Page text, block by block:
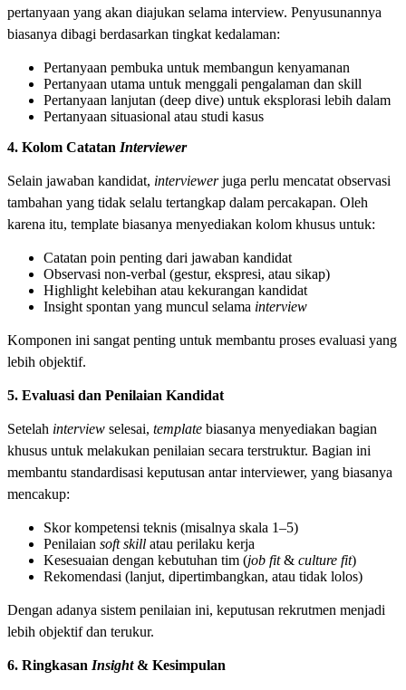
pertanyaan yang akan diajukan selama interview. Penyusunannya
biasanya dibagi berdasarkan tingkat kedalaman:
Pertanyaan pembuka untuk membangun kenyamanan
Pertanyaan utama untuk menggali pengalaman dan skill
Pertanyaan lanjutan (deep dive) untuk eksplorasi lebih dalam
Pertanyaan situasional atau studi kasus
4. Kolom Catatan Interviewer
Selain jawaban kandidat, interviewerjuga perlu mencatat observasi
tambahan yang tidak selalu tertangkap dalam percakapan. Oleh
karena itu, template biasanya menyediakan kolom khusus untuk:
Catatan poin penting dari jawaban kandidat
Observasi non-verbal (gestur, ekspresi, atau sikap)
Highlight kelebihan atau kekurangan kandidat
Insight spontan yang muncul selama interview
Komponen ini sangat penting untuk membantu proses evaluasi yang
lebih objektif.
5. Evaluasi dan Penilaian Kandidat
Setelah interview selesai, template biasanya menyediakan bagian
khusus untuk melakukan penilaian secara terstruktur. Bagian ini
membantu standardisasi keputusan antar interviewer, yang biasanya
mencakup:
Skor kompetensi teknis (misalnya skala 1–5)
Penilaian soft skill atau perilaku kerja
Kesesuaian dengan kebutuhan tim (job fit& culture fit)
Rekomendasi (lanjut, dipertimbangkan, atau tidak lolos)
Dengan adanya sistem penilaian ini, keputusan rekrutmen menjadi
lebih objektif dan terukur.
6. Ringkasan Insight & Kesimpulan